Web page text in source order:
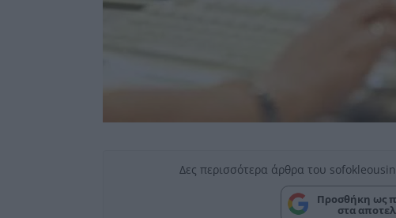
Δες περισσότερα άρθρα του
Προσθήκη ως
στα